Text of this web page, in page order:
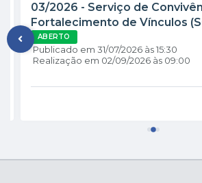
03/2026 - Serviço de
Fortalecimento de Vínculos
ABERTO
Publicado em31/07/2026
15:30
Realização em02/09/2026 09:00